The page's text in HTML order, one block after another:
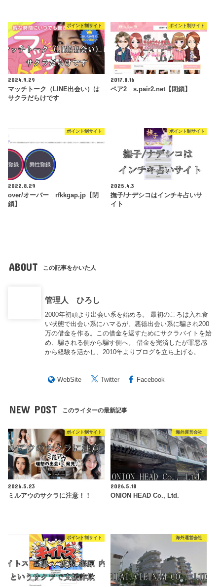
ポイント制サイト
2024.9.29
マッチトーク（LINE出会い）は
サクラだらけです
ポイント制サイト
2017.8.16
ペア2 s.pair2.net【閉鎖】
ポイント制サイト
2022.8.29
over/オーバー rfkkgap.jp【閉
鎖】
ポイント制サイト
2025.4.3
撫子/ナデシコはインチキ占いサ
イト
ABOUT この記事をかいた人
管理人 ひろし
2000年初頭より出会い系を始める。 最初のころは入れ食
い状態で出会い系にハマるが、悪徳出会い系に騙され200
万の借金を作る。この借金を返すためにサクラバイトを始
め、騙される側から騙す側へ。 借金を完済したが罪悪感
から経験を活かし、2010年よりブログを立ち上げる。
WebSite Twitter Facebook
NEW POST このライターの最新記事
ポイント制サイト
2026.5.23
ミルアウのサクラに注意！！
海外運営会社
2026.5.18
ONION HEAD Co., Ltd.
ポイント制サイト 海外運営会社